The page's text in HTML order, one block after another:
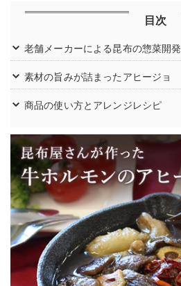
目次
老舗メーカーによる昆布の惣菜開発
素材の旨みが詰まったアヒージョ
商品の使い方とアレンジレシピ